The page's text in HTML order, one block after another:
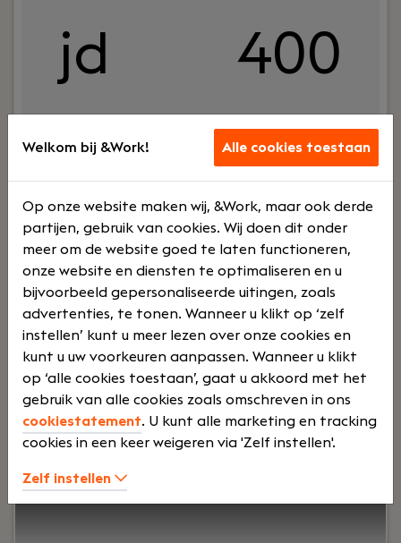
jd
400
0 - €
500
0
Uw rol:Do you want to work in a dynamic
environment where your code really makes a
difference? Join Momo Medical’s Interface
Innovators team and build internal tools that
bottlenecks for the company’s growth. Your work
Welkom bij &Work! Alle cookies toestaan
Op onze website maken wij, &Work, maar ook derde
partijen, gebruik van cookies. Wij doen dit onder
meer om de website goed te laten functioneren,
onze website en diensten te optimaliseren en u
bijvoorbeeld gepersonaliseerde uitingen, zoals
advertenties, te tonen. Wanneer u klikt op ‘zelf
instellen’ kunt u meer lezen over onze cookies en
kunt u uw voorkeuren aanpassen. Wanneer u klikt
op ‘alle cookies toestaan’, gaat u akkoord met het
gebruik van alle cookies zoals omschreven in ons
cookiestatement. U kunt alle marketing en tracking
cookies in een keer weigeren via 'Zelf instellen'.
Zelf instellen